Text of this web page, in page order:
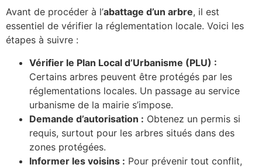
Avant de procéder à l’abattage d’un arbre, il est
essentiel de vérifier la réglementation locale. Voici les
étapes à suivre :
Vérifier le Plan Local d’Urbanisme (PLU) :
Certains arbres peuvent être protégés par les
réglementations locales. Un passage au service
urbanisme de la mairie s’impose.
Demande d’autorisation : Obtenez un permis si
requis, surtout pour les arbres situés dans des
zones protégées.
Informer les voisins : Pour prévenir tout conflit,